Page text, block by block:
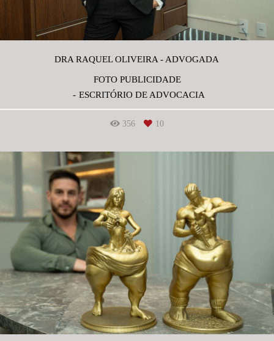
DRA RAQUEL OLIVEIRA - ADVOGADA
FOTO PUBLICIDADE
ESCRITÓRIO DE ADVOCACIA
356 10